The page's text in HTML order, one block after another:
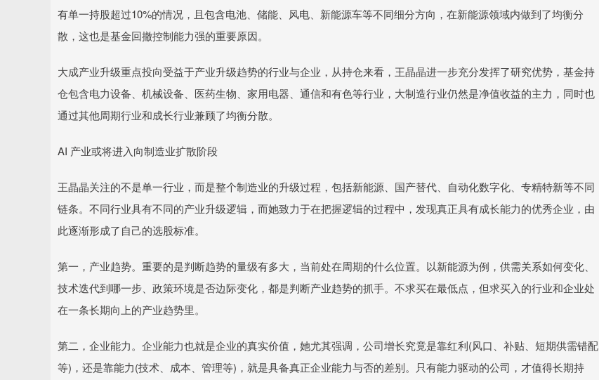
有单一持股超过10%的情况，且包含电池、储能、风电、新能源车等不同细分方向，在新能源领域内做到了均衡分
散，这也是基金回撤控制能力强的重要原因。
大成产业升级重点投向受益于产业升级趋势的行业与企业，从持仓来看，王晶晶进一步充分发挥了研究优势，基金持
仓包含电力设备、机械设备、医药生物、家用电器、通信和有色等行业，大制造行业仍然是净值收益的主力，同时也
通过其他周期行业和成长行业兼顾了均衡分散。
AI 产业或将进入向制造业扩散阶段
王晶晶关注的不是单一行业，而是整个制造业的升级过程，包括新能源、国产替代、自动化数字化、专精特新等不同
链条。不同行业具有不同的产业升级逻辑，而她致力于在把握逻辑的过程中，发现真正具有成长能力的优秀企业，由
此逐渐形成了自己的选股标准。
第一，产业趋势。重要的是判断趋势的量级有多大，当前处在周期的什么位置。以新能源为例，供需关系如何变化、
技术迭代到哪一步、政策环境是否边际变化，都是判断产业趋势的抓手。不求买在最低点，但求买入的行业和企业处
在一条长期向上的产业趋势里。
第二，企业能力。企业能力也就是企业的真实价值，她尤其强调，公司增长究竟是靠红利(风口、补贴、短期供需错配
等)，还是靠能力(技术、成本、管理等)，就是具备真正企业能力与否的差别。只有能力驱动的公司，才值得长期持